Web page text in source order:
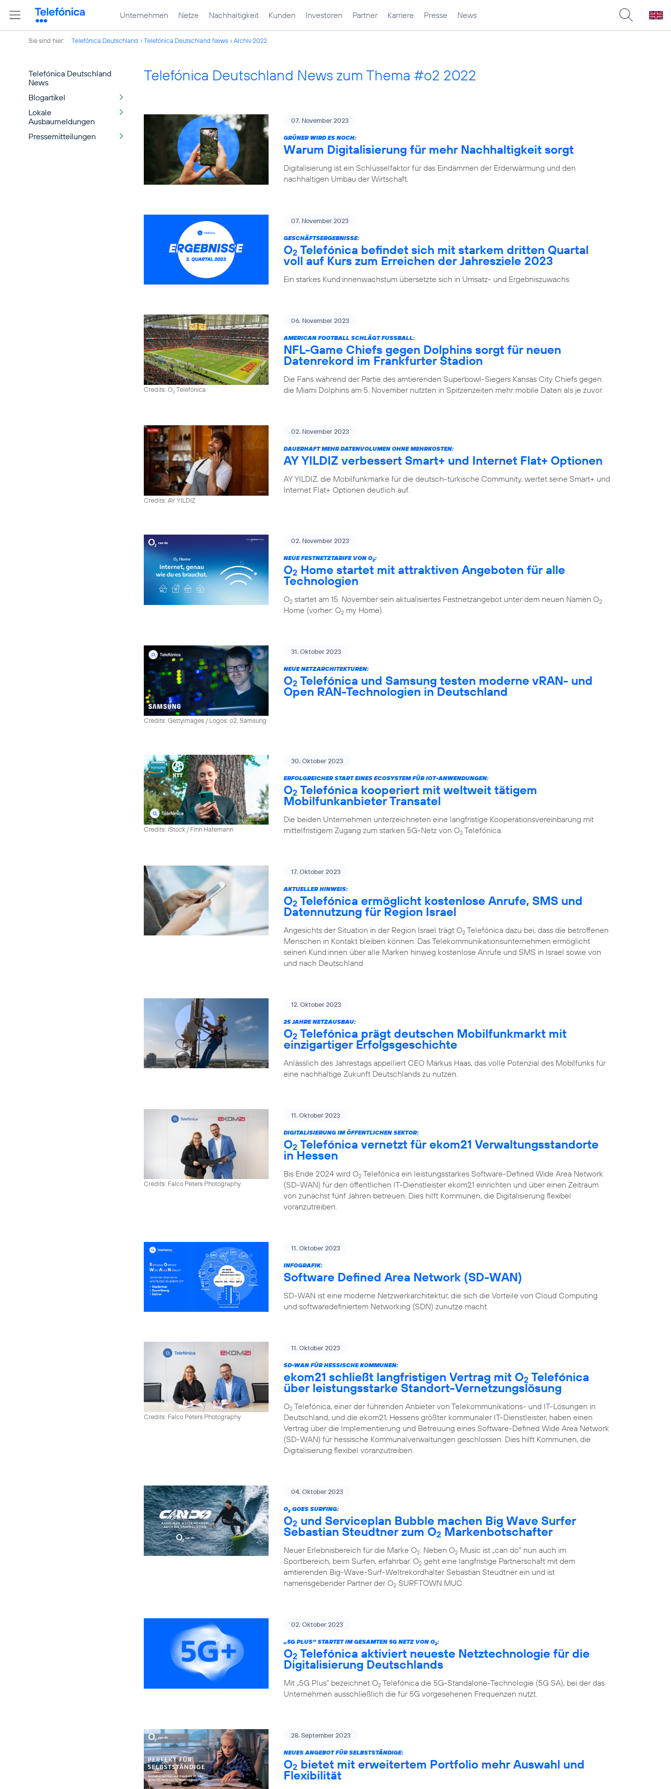
Unternehmen Netze Nachhaltigkeit Kunden Investoren Partner Karriere Presse News
Sie sind hier: Telefónica Deutschland Telefónica Deutschland News Archiv 2022
Telefónica Deutschland
News
Blogartikel
Lokale
Ausbaumeldungen
Pressemitteilungen
Telefónica Deutschland News zum Thema #o2 2022
07. November 2023
GRÜNER WIRD ES NOCH:
Warum Digitalisierung für mehr Nachhaltigkeit sorgt
Digitalisierung ist ein Schlüsselfaktor für das Eindämmen der Erderwärmung und den
nachhaltigen Umbau der Wirtschaft.
07. November 2023
GESCHÄFTSERGEBNISSE:
O2 Telefónica befindet sich mit starkem dritten Quartal
voll auf Kurs zum Erreichen der Jahresziele 2023
Ein starkes Kund:innenwachstum übersetzte sich in Umsatz- und Ergebniszuwachs.
Credits: O2Telefónica
06. November 2023
AMERICAN FOOTBALL SCHLÄGT FUSSBALL:
NFL-Game Chiefs gegen Dolphins sorgt für neuen
Datenrekord im Frankfurter Stadion
Die Fans während der Partie des amtierenden Superbowl-Siegers Kansas City Chiefs gegen
die Miami Dolphins am 5. November nutzten in Spitzenzeiten mehr mobile Daten als je zuvor.
Credits: AY YILDIZ
02. November 2023
DAUERHAFT MEHR DATENVOLUMEN OHNE MEHRKOSTEN:
AY YILDIZ verbessert Smart+ und Internet Flat+ Optionen
AY YILDIZ, die Mobilfunkmarke für die deutsch-türkische Community, wertet seine Smart+ und
Internet Flat+ Optionen deutlich auf.
02. November 2023
NEUE FESTNETZTARIFE VON O2:
O2 Home startet mit attraktiven Angeboten für alle
Technologien
O2 startet am 15. November sein aktualisiertes Festnetzangebot unter dem neuen Namen O2
Home (vorher: O2 my Home).
Credits: Gettyimages / Logos: o2, Samsung
31. Oktober 2023
NEUE NETZARCHITEKTUREN:
O2 Telefónica und Samsung testen moderne vRAN- und
Open RAN-Technologien in Deutschland
Credits: iStock / Finn Hafemann
30. Oktober 2023
ERFOLGREICHER START EINES ECOSYSTEM FÜR IOT-ANWENDUNGEN:
O2 Telefónica kooperiert mit weltweit tätigem
Mobilfunkanbieter Transatel
Die beiden Unternehmen unterzeichneten eine langfristige Kooperationsvereinbarung mit
mittelfristigem Zugang zum starken 5G-Netz von O2 Telefónica.
17. Oktober 2023
AKTUELLER HINWEIS:
O2 Telefónica ermöglicht kostenlose Anrufe, SMS und
Datennutzung für Region Israel
Angesichts der Situation in der Region Israel trägt O2 Telefónica dazu bei, dass die betroffenen
Menschen in Kontakt bleiben können. Das Telekommunikations­unternehmen ermöglicht
seinen Kund:innen über alle Marken hinweg kostenlose Anrufe und SMS in Israel sowie von
und nach Deutschland.
12. Oktober 2023
25 JAHRE NETZAUSBAU:
O2 Telefónica prägt deutschen Mobilfunkmarkt mit
einzigartiger Erfolgsgeschichte
Anlässlich des Jahrestags appelliert CEO Markus Haas, das volle Potenzial des Mobilfunks für
eine nachhaltige Zukunft Deutschlands zu nutzen.
Credits: Falco Peters Photography
11. Oktober 2023
DIGITALISIERUNG IM ÖFFENTLICHEN SEKTOR:
O2 Telefónica vernetzt für ekom21 Verwaltungsstandorte
in Hessen
Bis Ende 2024 wird O2 Telefónica ein leistungsstarkes Software-Defined Wide Area Network
(SD-WAN) für den öffentlichen IT-Dienstleister ekom21 einrichten und über einen Zeitraum
von zunächst fünf Jahren betreuen. Dies hilft Kommunen, die Digitalisierung flexibel
voranzutreiben.
11. Oktober 2023
INFOGRAFIK:
Software Defined Area Network (SD-WAN)
SD-WAN ist eine moderne Netzwerkarchitektur, die sich die Vorteile von Cloud Computing
und softwaredefiniertem Networking (SDN) zunutze macht.
Credits: Falco Peters Photography
11. Oktober 2023
SD-WAN FÜR HESSISCHE KOMMUNEN:
ekom21 schließt langfristigen Vertrag mit O2 Telefónica
über leistungsstarke Standort-Vernetzungslösung
O2 Telefónica, einer der führenden Anbieter von Telekommunikations- und IT-Lösungen in
Deutschland, und die ekom21, Hessens größter kommunaler IT-Dienstleister, haben einen
Vertrag über die Implementierung und Betreuung eines Software-Defined Wide Area Network
(SD-WAN) für hessische Kommunalverwaltungen geschlossen. Dies hilft Kommunen, die
Digitalisierung flexibel voranzutreiben.
04. Oktober 2023
O2 GOES SURFING:
O2 und Serviceplan Bubble machen Big Wave Surfer
Sebastian Steudtner zum O2 Markenbotschafter
Neuer Erlebnisbereich für die Marke O2: Neben O2 Music ist „can do“ nun auch im
Sportbereich, beim Surfen, erfahrbar. O2 geht eine langfristige Partnerschaft mit dem
amtierenden Big-Wave-Surf-Weltrekordhalter Sebastian Steudtner ein und ist
namensgebender Partner der O2 SURFTOWN MUC.
02. Oktober 2023
„5G PLUS“ STARTET IM GESAMTEN 5G NETZ VON O2:
O2 Telefónica aktiviert neueste Netztechnologie für die
Digitalisierung Deutschlands
Mit „5G Plus“ bezeichnet O2 Telefónica die 5G-Standalone-Technologie (5G SA), bei der das
Unternehmen ausschließlich die für 5G vorgesehenen Frequenzen nutzt.
28. September 2023
NEUES ANGEBOT FÜR SELBSTSTÄNDIGE:
O2 bietet mit erweitertem Portfolio mehr Auswahl und
Flexibilität